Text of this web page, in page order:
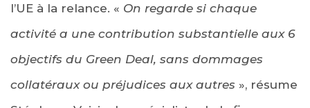
l’UE à la relance. « On regarde si chaque
activité a une contribution substantielle aux 6
objectifs du Green Deal, sans dommages
collatéraux ou préjudices aux autres », résume